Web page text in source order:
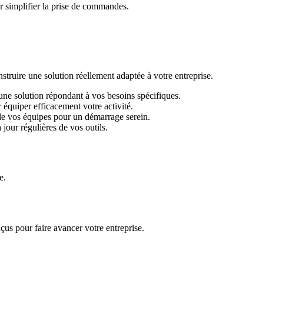
la prise de commandes.
une solution réellement adaptée à votre entreprise.
solution répondant à vos besoins spécifiques.
équiper efficacement votre activité.
vos équipes pour un démarrage serein.
jour régulières de vos outils.
pour faire avancer votre entreprise.